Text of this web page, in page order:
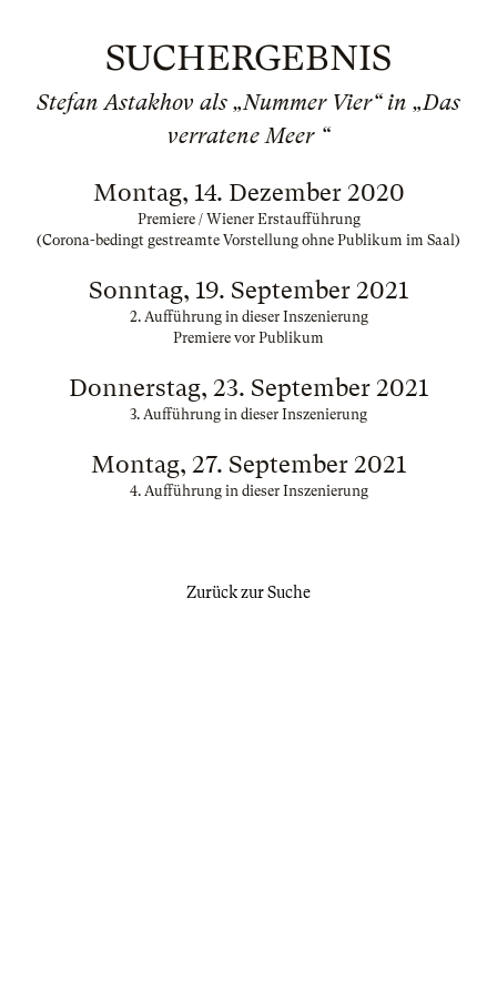
SUCHERGEBNIS
Stefan Astakhov als „Nummer Vier“ in „Das
verratene Meer “
Montag, 14. Dezember 2020
Premiere / Wiener Erstaufführung
(Corona-bedingt gestreamte Vorstellung ohne Publikum im Saal)
Sonntag, 19. September 2021
2. Aufführung in dieser Inszenierung
Premiere vor Publikum
Donnerstag, 23. September 2021
3. Aufführung in dieser Inszenierung
Montag, 27. September 2021
4. Aufführung in dieser Inszenierung
Zurück zur Suche